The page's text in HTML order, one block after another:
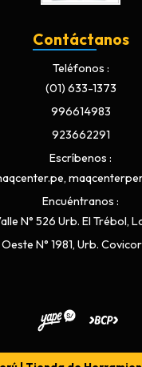
Contáctanos
Teléfonos
(01) 633-1373
996614983
923662291
Escríbenos
Encuéntranos
N° 526 Urb. El Trébol,
N° 1981, Urb.